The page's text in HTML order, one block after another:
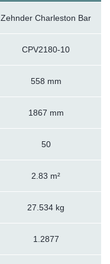
Zehnder Charleston Bar
CPV2180-10
558 mm
1867 mm
50
2.83 m²
27.534 kg
1.2877